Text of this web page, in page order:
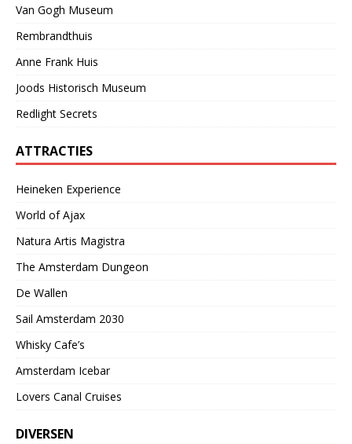
Van Gogh Museum
Rembrandthuis
Anne Frank Huis
Joods Historisch Museum
Redlight Secrets
ATTRACTIES
Heineken Experience
World of Ajax
Natura Artis Magistra
The Amsterdam Dungeon
De Wallen
Sail Amsterdam 2030
Whisky Cafe’s
Amsterdam Icebar
Lovers Canal Cruises
DIVERSEN